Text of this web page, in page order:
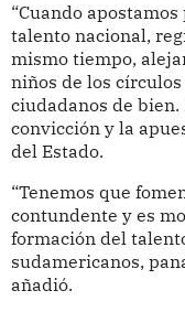
“Cuando
talento nacional,
mismo tiempo,
niños de los
ciudadanos de
convicción y la
del Estado.
“Tenemos que
contundente y es
formación del
sudamericanos,
añadió.